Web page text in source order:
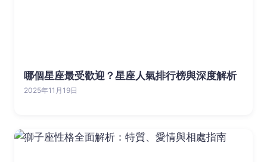
哪個星座最受歡迎？星座人氣排行榜與深度解析
2025年11月19日